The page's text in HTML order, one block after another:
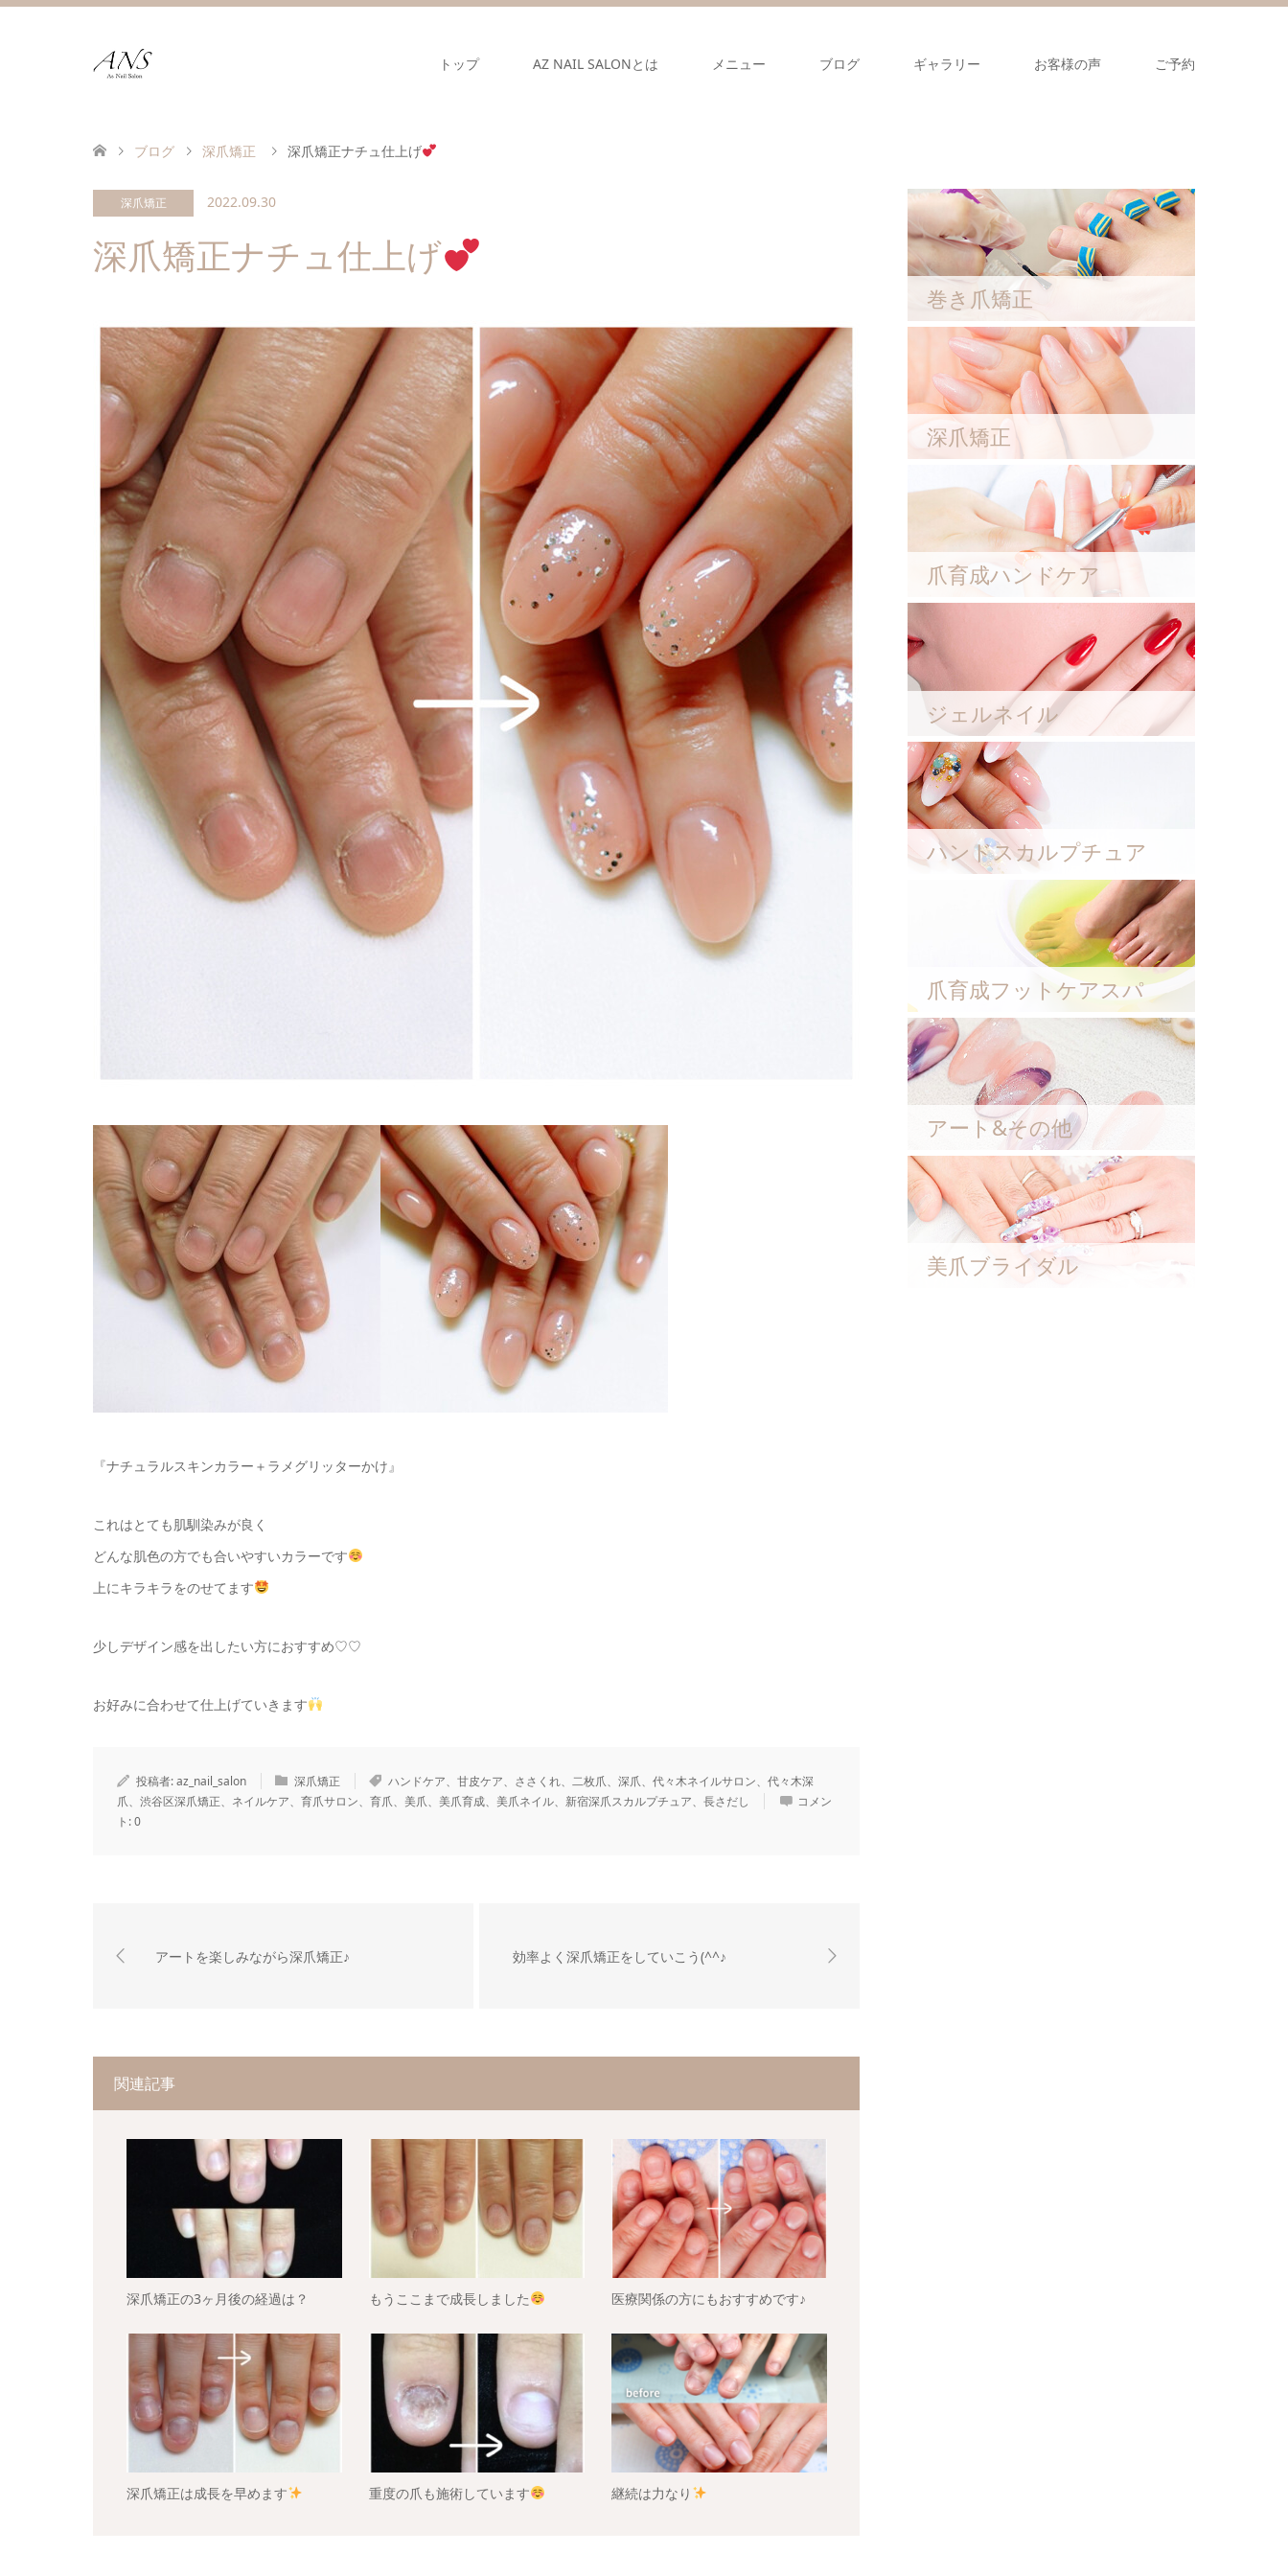
トップ AZ NAIL SALONとは メニュー ブログ ギャラリー お客様の声 ご予約
ブログ 深爪矯正 深爪矯正ナチュ仕上げ
深爪矯正 2022.09.30
深爪矯正ナチュ仕上げ
『ナチュラルスキンカラー＋ラメグリッターかけ』
これはとても肌馴染みが良く
どんな肌色の方でも合いやすいカラーです
上にキラキラをのせてます
少しデザイン感を出したい方におすすめ♡♡
お好みに合わせて仕上げていきます
投稿者:az_nail_salon 深爪矯正
ハンドケア、甘皮ケア、ささくれ、二枚爪、深爪、代々木ネイルサロン、代々木深
爪、渋谷区深爪矯正、ネイルケア、育爪サロン、育爪、美爪、美爪育成、美爪ネイル、新宿深爪スカルプチュア、長さだし
コメン
ト:0
アートを楽しみながら深爪矯正♪ 効率よく深爪矯正をしていこう(^^♪
関連記事
深爪矯正の3ヶ月後の経過は？ もうここまで成長しました 医療関係の方にもおすすめです♪ ⁡
深爪矯正は成長を早めます 重度の爪も施術しています 継続は力なり
巻き爪矯正
深爪矯正
爪育成ハンドケア
ジェルネイル
ハンドスカルプチュア
爪育成フットケアスパ
アート&その他
美爪ブライダル